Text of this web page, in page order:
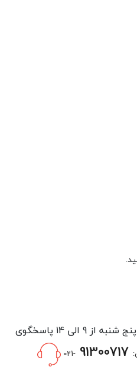
شنبه تا چهارشنبه از 9 الی 17 و پنج شنبه از 9 الی 14 پاسخگوی
-021